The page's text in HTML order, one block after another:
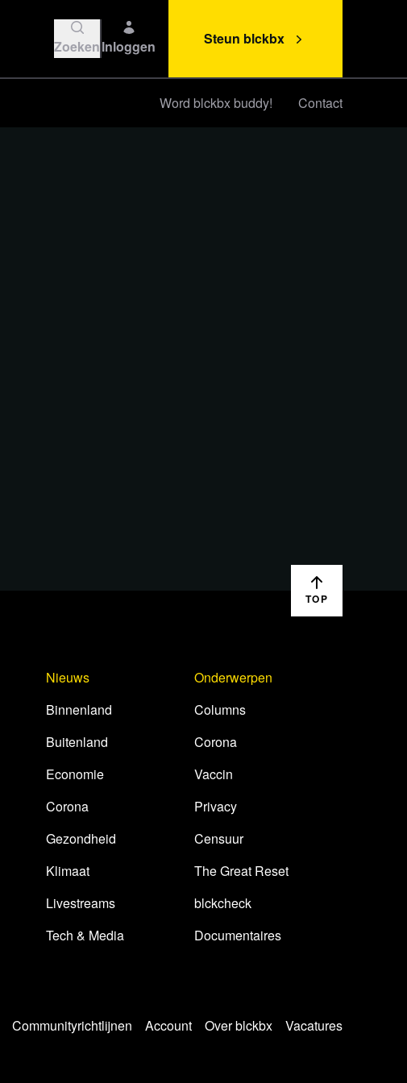
ZoekenInloggen Steun blckbx
Word blckbx buddy! Contact
TOP
Nieuws
Binnenland
Buitenland
Economie
Corona
Gezondheid
Klimaat
Livestreams
Tech & Media
Onderwerpen
Columns
Corona
Vaccin
Privacy
Censuur
The Great Reset
blckcheck
Documentaires
Communityrichtlijnen Account Over blckbx Vacatures